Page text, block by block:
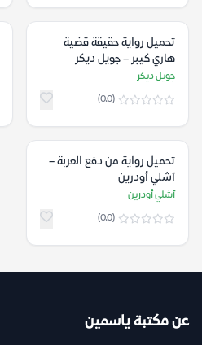
تحميل رواية حقيقة قضية
هاري كيبر – جويل ديكر
جويل ديكر
(0.0)
تحميل رواية من دفع العربة –
آشلي أودرين
آشلي أودرين
(0.0)
عن مكتبة ياسمين